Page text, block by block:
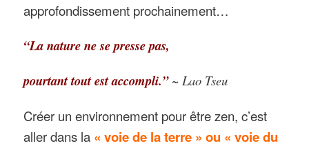
approfondissement prochainement…
“La nature ne se presse pas,
pourtant tout est accompli.” ~ Lao Tseu
Créer un environnement pour être zen, c’est
aller dans la « voie de la terre » ou « voie du